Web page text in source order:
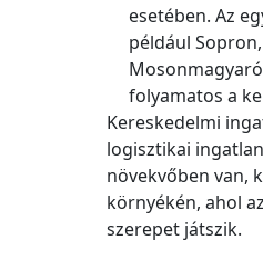
esetében. Az
például
folyamatos a
Kereskedelmi
logisztikai
növekvőben van,
környékén, ahol
szerepet játszik.